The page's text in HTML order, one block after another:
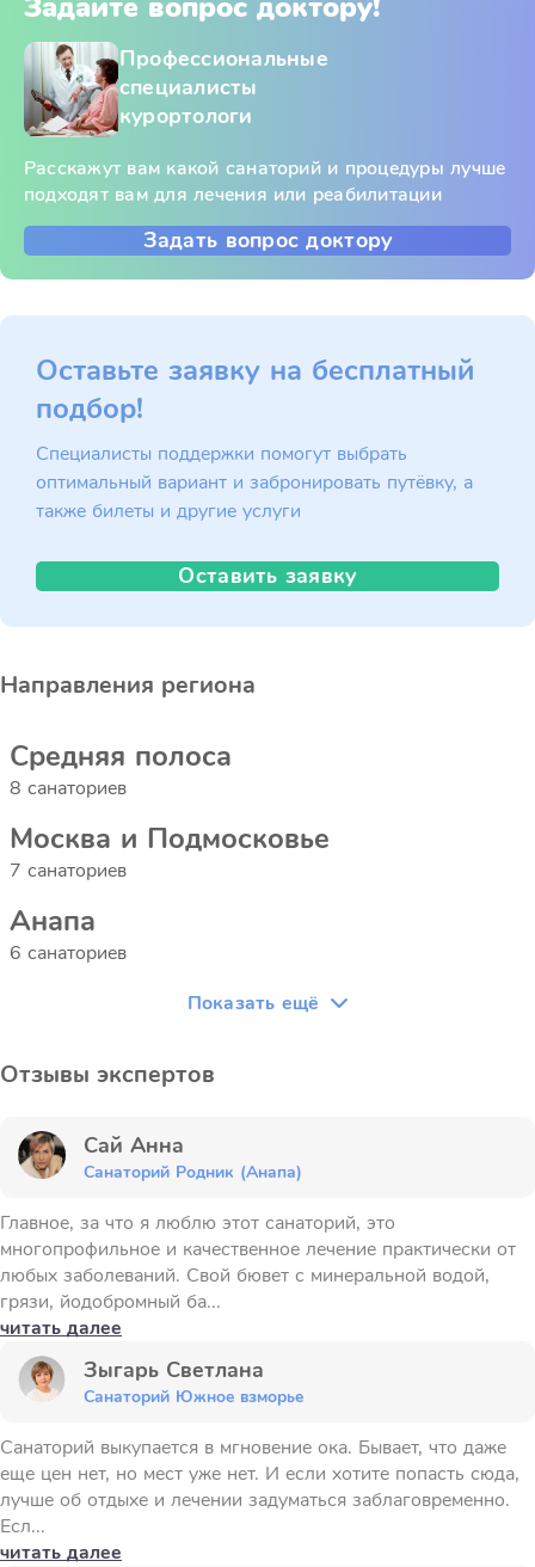
Профессиональные
специалисты
курортологи
Расскажут вам какой санаторий и процедуры лучше
подходят вам для лечения или реабилитации
Задать вопрос доктору
Оставьте заявку на бесплатный
подбор!
Специалисты поддержки помогут выбрать
оптимальный вариант и забронировать путёвку, а
также билеты и другие услуги
Оставить заявку
Направления региона
Средняя полоса
8 санаториев
Москва и Подмосковье
7 санаториев
Анапа
6 санаториев
Показать ещё
Отзывы экспертов
Сай Анна
Санаторий Родник (Анапа)
Главное, за что я люблю этот санаторий, это
многопрофильное и качественное лечение практически от
любых заболеваний. Свой бювет с минеральной водой,
грязи, йодобромный ба...
читать далее
Зыгарь Светлана
Санаторий Южное взморье
Санаторий выкупается в мгновение ока. Бывает, что даже
еще цен нет, но мест уже нет. И если хотите попасть сюда,
лучше об отдыхе и лечении задуматься заблаговременно.
Есл...
читать далее